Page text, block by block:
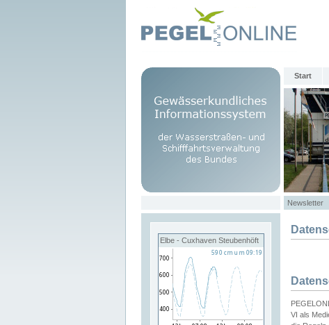
Start
Newsletter
Elbe - Cuxhaven Steubenhöft
VI als